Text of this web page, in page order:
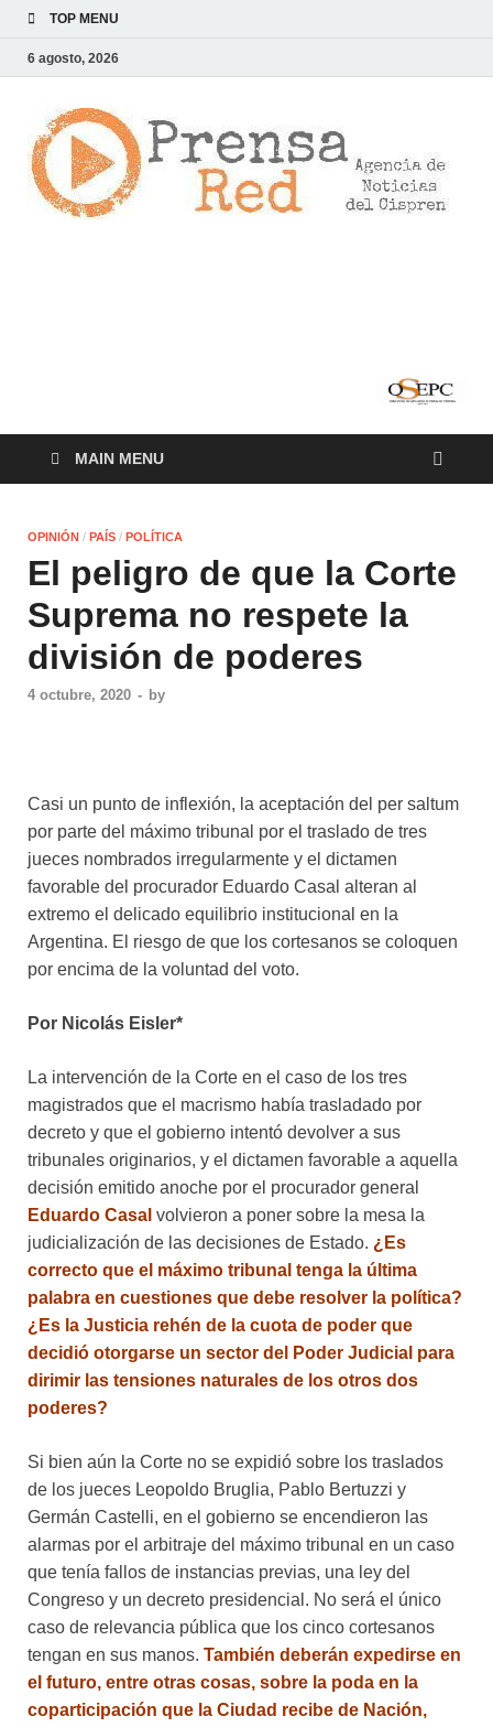
TOP MENU
6 agosto, 2026
MAIN MENU
OPINIÓN / PAÍS / POLÍTICA
El peligro de que la Corte
Suprema no respete la
división de poderes
4 octubre, 2020 - by
Casi un punto de inflexión, la aceptación del per saltum
por parte del máximo tribunal por el traslado de tres
jueces nombrados irregularmente y el dictamen
favorable del procurador Eduardo Casal alteran al
extremo el delicado equilibrio institucional en la
Argentina. El riesgo de que los cortesanos se coloquen
por encima de la voluntad del voto.
Por Nicolás Eisler*
La intervención de la Corte en el caso de los tres
magistrados que el macrismo había trasladado por
decreto y que el gobierno intentó devolver a sus
tribunales originarios, y el dictamen favorable a aquella
decisión emitido anoche por el procurador general
Eduardo Casal volvieron a poner sobre la mesa la
judicialización de las decisiones de Estado. ¿Es
correcto que el máximo tribunal tenga la última
palabra en cuestiones que debe resolver la política?
¿Es la Justicia rehén de la cuota de poder que
decidió otorgarse un sector del Poder Judicial para
dirimir las tensiones naturales de los otros dos
poderes?
Si bien aún la Corte no se expidió sobre los traslados
de los jueces Leopoldo Bruglia, Pablo Bertuzzi y
Germán Castelli, en el gobierno se encendieron las
alarmas por el arbitraje del máximo tribunal en un caso
que tenía fallos de instancias previas, una ley del
Congreso y un decreto presidencial. No será el único
caso de relevancia pública que los cinco cortesanos
tengan en sus manos. También deberán expedirse en
el futuro, entre otras cosas, sobre la poda en la
coparticipación que la Ciudad recibe de Nación,